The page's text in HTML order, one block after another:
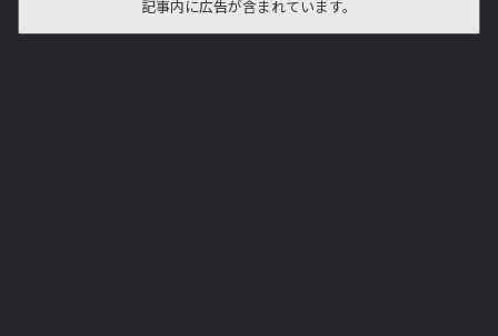
記事内に広告が含まれています。